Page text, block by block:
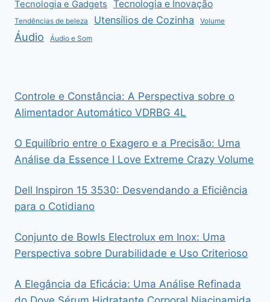
Tecnologia e Gadgets Tecnologia e Inovação
Tendências de beleza Utensílios de Cozinha Volume
Áudio Áudio e Som
Controle e Constância: A Perspectiva sobre o
Alimentador Automático VDRBG 4L
O Equilíbrio entre o Exagero e a Precisão: Uma
Análise da Essence I Love Extreme Crazy Volume
Dell Inspiron 15 3530: Desvendando a Eficiência
para o Cotidiano
Conjunto de Bowls Electrolux em Inox: Uma
Perspectiva sobre Durabilidade e Uso Criterioso
A Elegância da Eficácia: Uma Análise Refinada